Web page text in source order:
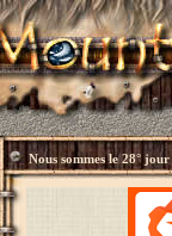
Nous sommes le28° jour